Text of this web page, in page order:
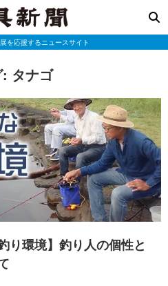
を応援するニュースサイト
タナゴ
り環境】釣り人の個性と